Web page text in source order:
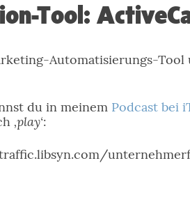
Tool:
Automatisierungs-Tool
du in meinem Podcast bei
‚play‘: